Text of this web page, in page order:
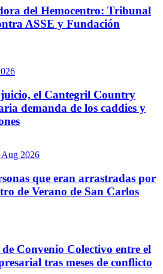
del Hemocentro: Tribunal
ASSE y Fundación
juicio, el Cantegril Country
demanda de los caddies y
Aug 2026
que eran arrastradas por
de Verano de San Carlos
Convenio Colectivo entre el
tras meses de conflicto